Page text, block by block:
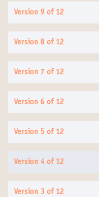
Version 9 of 12
Version 8 of 12
Version 7 of 12
Version 6 of 12
Version 5 of 12
Version 4 of 12
Version 3 of 12